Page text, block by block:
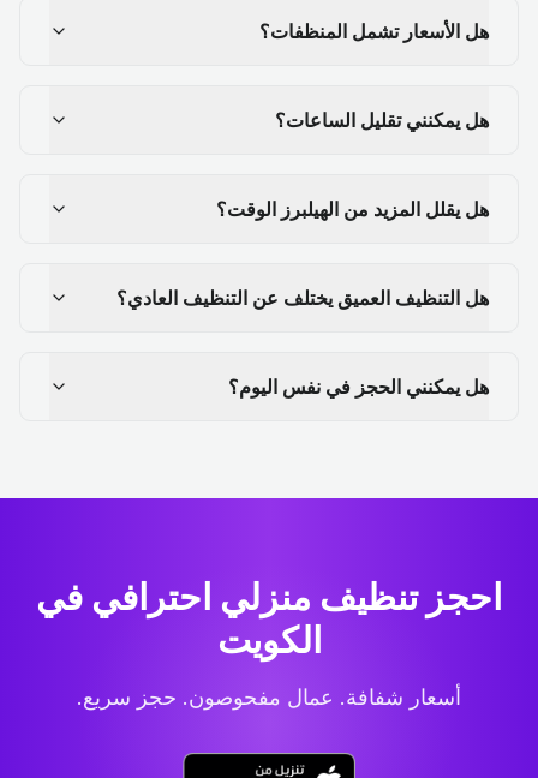
هل الأسعار تشمل المنظفات؟
هل يمكنني تقليل الساعات؟
هل يقلل المزيد من الهيلبرز الوقت؟
هل التنظيف العميق يختلف عن التنظيف العادي؟
هل يمكنني الحجز في نفس اليوم؟
احجز تنظيف منزلي احترافي في
الكويت
أسعار شفافة. عمال مفحوصون. حجز سريع.